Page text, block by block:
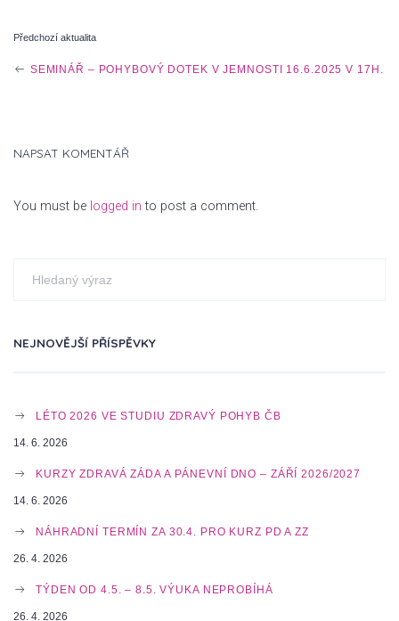
V
G
Předchozí aktualita
SEMINÁŘ – POHYBOVÝ DOTEK V JEMNOSTI 16.6.2025 V 17H.
NAPSAT KOMENTÁŘ
You must be logged in to post a comment.
NEJNOVĚJŠÍ PŘÍSPĚVKY
LÉTO 2026 VE STUDIU ZDRAVÝ POHYB ČB
14. 6. 2026
KURZY ZDRAVÁ ZÁDA A PÁNEVNÍ DNO – ZÁŘÍ 2026/2027
14. 6. 2026
NÁHRADNÍ TERMÍN ZA 30.4. PRO KURZ PD A ZZ
26. 4. 2026
TÝDEN OD 4.5. – 8.5. VÝUKA NEPROBÍHÁ
26. 4. 2026